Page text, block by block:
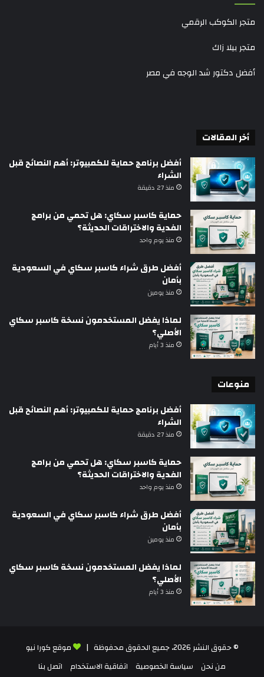
متجر الكوكب الرقمي
متجر بيلا زاك
أفضل دكتور شد الوجه في مصر
أخر المقالات
أفضل برنامج حماية للكمبيوتر: أهم النصائح قبل
الشراء
منذ 27 دقيقة
حماية كاسبر سكاي: هل تحمي من برامج
الفدية والاختراقات الحديثة؟
منذ يوم واحد
أفضل طرق شراء كاسبر سكاي في السعودية
بأمان
منذ يومين
لماذا يفضل المستخدمون نسخة كاسبر سكاي
الأصلي؟
منذ 3 أيام
منوعات
أفضل برنامج حماية للكمبيوتر: أهم النصائح قبل
الشراء
منذ 27 دقيقة
حماية كاسبر سكاي: هل تحمي من برامج
الفدية والاختراقات الحديثة؟
منذ يوم واحد
أفضل طرق شراء كاسبر سكاي في السعودية
بأمان
منذ يومين
لماذا يفضل المستخدمون نسخة كاسبر سكاي
الأصلي؟
منذ 3 أيام
© حقوق النشر 2026، جميع الحقوق محفوظة |
موقع كورا نيو
من نحن
سياسة الخصوصية اتفاقية الاستخدام اتصل بنا